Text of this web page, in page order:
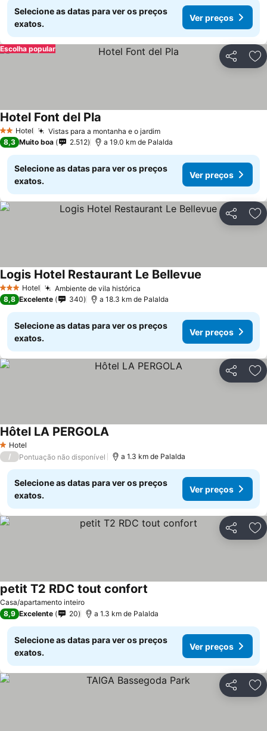
Selecione as datas para ver os preços
exatos.
Ver preços
Partilhar
Escolha popular
2 Estrelas
Hotel Vistas para a montanha e o jardim
Hotel Font del Pla
8,3 Muito boa 2.512 a 19.0 km de Palalda
Selecione as datas para ver os preços
exatos.
Ver preços
Partilhar
3 EstrelasHotel Ambiente de vila histórica
Logis Hotel Restaurant Le Bellevue
8,8 Excelente 340 a 18.3 km de Palalda
Selecione as datas para ver os preços
exatos.
Ver preços
Partilhar
1 Estrelas
Hotel
Hôtel LA PERGOLA
/ Pontuação não disponível a 1.3 km de Palalda
Selecione as datas para ver os preços
exatos.
Ver preços
Partilhar
Casa/apartamento inteiro
petit T2 RDC tout confort
8,9 Excelente 20 a 1.3 km de Palalda
Selecione as datas para ver os preços
exatos.
Ver preços
Partilhar